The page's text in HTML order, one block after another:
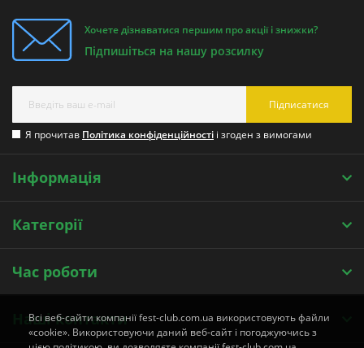
Хочете дізнаватися першим про акції і знижки?
Підпишіться на нашу розсилку
Підписатися
Я прочитав Політика конфіденційності і згоден з вимогами
Інформація
Категорії
Час роботи
Наші контакти
Всі веб-сайти компанії fest-club.com.ua використовують файли
«cookie». Використовуючи даний веб-сайт і погоджуючись з